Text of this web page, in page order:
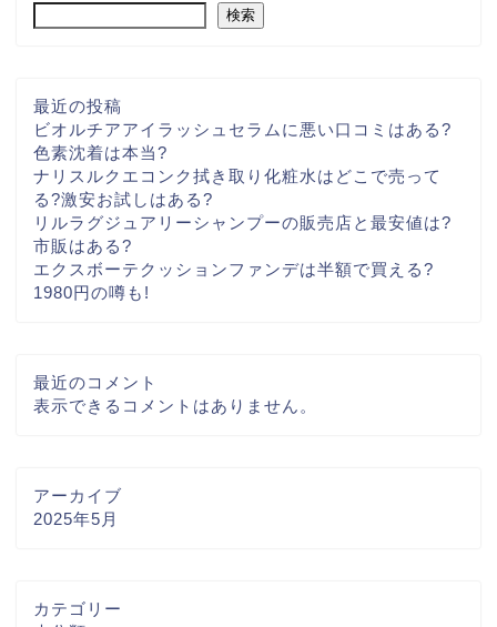
検索
最近の投稿
ビオルチアアイラッシュセラムに悪い口コミはある?
色素沈着は本当?
ナリスルクエコンク拭き取り化粧水はどこで売って
る?激安お試しはある?
リルラグジュアリーシャンプーの販売店と最安値は?
市販はある?
エクスボーテクッションファンデは半額で買える?
1980円の噂も!
最近のコメント
表示できるコメントはありません。
アーカイブ
2025年5月
カテゴリー